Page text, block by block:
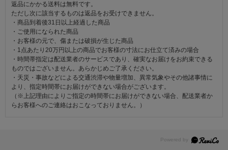
返品にかかる送料は無料です。
ただし次に該当するものは返品をお受けできません。
・商品到着後31日以上経過した商品
・ご使用になられた商品
・お客様の元で、傷または破損が生じた商品
・1点あたり20万円以上の商品でお客様の寸法にお仕立て済みの場合
・時間帯指定は配送業者のサービスであり、確実なお届けをお約束できる
ものではございません。あらかじめご了承ください。
・天災・事故などによる交通渋滞や物量増加、異常気象やその他諸事情に
より、指定時間帯にお届けができない場合がございます。
（※上記理由によりご指定の時間帯にお届けができない場合、配送業者か
らお客様へのご連絡はおこなっておりません。）